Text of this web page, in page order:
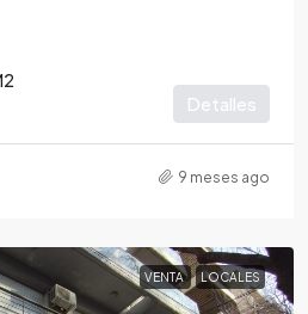
Detalles
9 meses ago
VENTA LOCALES